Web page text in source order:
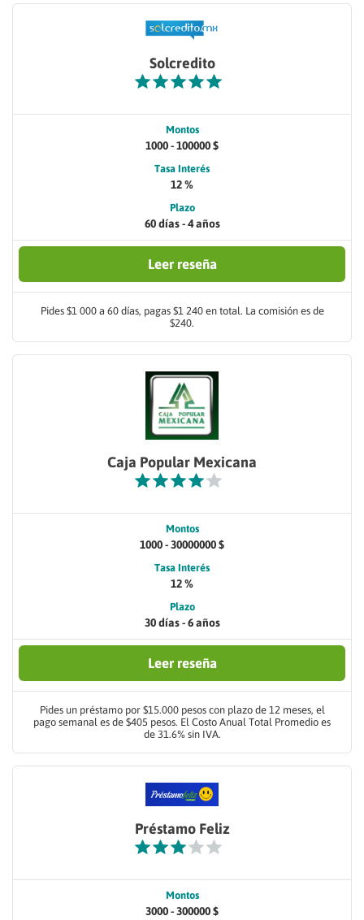
Solcredito
Montos
1000 - 100000 $
Tasa Interés
12 %
Plazo
60 días - 4 años
Leer reseña
Pides $1 000 a 60 días, pagas $1 240 en total. La comisión es de
$240.
Caja Popular Mexicana
Montos
1000 - 30000000 $
Tasa Interés
12 %
Plazo
30 días - 6 años
Leer reseña
Pides un préstamo por $15.000 pesos con plazo de 12 meses, el
pago semanal es de $405 pesos. El Costo Anual Total Promedio es
de 31.6% sin IVA.
Préstamo Feliz
Montos
3000 - 300000 $